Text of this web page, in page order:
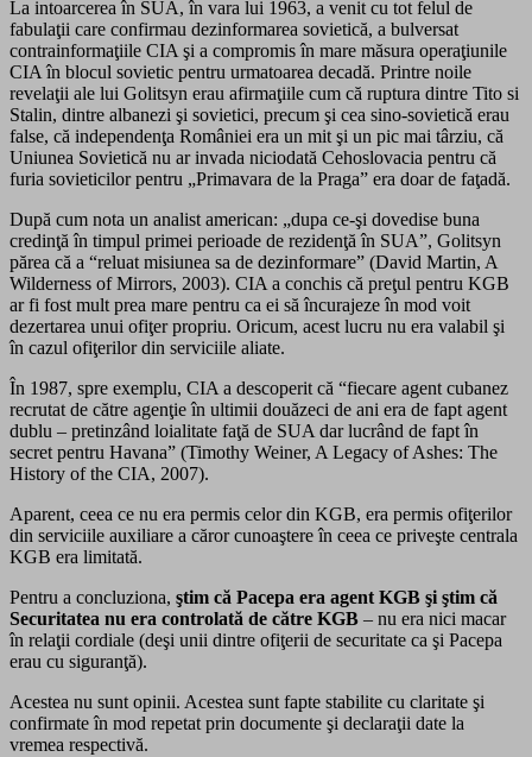
La intoarcerea în SUA, în vara lui 1963, a venit cu tot felul de
fabulaţii care confirmau dezinformarea sovietică, a bulversat
contrainformaţiile CIA şi a compromis în mare măsura operaţiunile
CIA în blocul sovietic pentru urmatoarea decadă. Printre noile
revelaţii ale lui Golitsyn erau afirmaţiile cum că ruptura dintre Tito si
Stalin, dintre albanezi şi sovietici, precum şi cea sino-sovietică erau
false, că independenţa României era un mit şi un pic mai târziu, că
Uniunea Sovietică nu ar invada niciodată Cehoslovacia pentru că
furia sovieticilor pentru „Primavara de la Praga” era doar de faţadă.
După cum nota un analist american: „dupa ce-şi dovedise buna
credinţă în timpul primei perioade de rezidenţă în SUA”, Golitsyn
părea că a “reluat misiunea sa de dezinformare” (David Martin, A
Wilderness of Mirrors, 2003). CIA a conchis că preţul pentru KGB
ar fi fost mult prea mare pentru ca ei să încurajeze în mod voit
dezertarea unui ofiţer propriu. Oricum, acest lucru nu era valabil şi
în cazul ofiţerilor din serviciile aliate.
În 1987, spre exemplu, CIA a descoperit că “fiecare agent cubanez
recrutat de către agenţie în ultimii douăzeci de ani era de fapt agent
dublu – pretinzând loialitate faţă de SUA dar lucrând de fapt în
secret pentru Havana” (Timothy Weiner, A Legacy of Ashes: The
History of the CIA, 2007).
Aparent, ceea ce nu era permis celor din KGB, era permis ofiţerilor
din serviciile auxiliare a căror cunoaştere în ceea ce priveşte centrala
KGB era limitată.
Pentru a concluziona, ştim că Pacepa era agent KGB şi ştim că
Securitatea nu era controlată de către KGB – nu era nici macar
în relaţii cordiale (deşi unii dintre ofiţerii de securitate ca şi Pacepa
erau cu siguranţă).
Acestea nu sunt opinii. Acestea sunt fapte stabilite cu claritate şi
confirmate în mod repetat prin documente şi declaraţii date la
vremea respectivă.